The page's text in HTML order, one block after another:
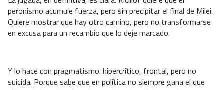
peronismo acumule fuerza, pero sin precipitar el final de Milei.
Quiere mostrar que hay otro camino, pero no transformarse
en excusa para un recambio que lo deje marcado.
Y lo hace con pragmatismo: hipercrítico, frontal, pero no
suicida. Porque sabe que en política no siempre gana el que